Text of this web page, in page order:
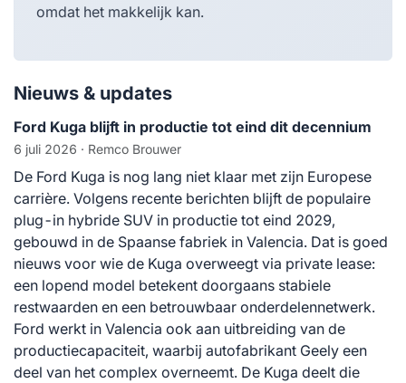
omdat het makkelijk kan.
Nieuws & updates
Ford Kuga blijft in productie tot eind dit decennium
6 juli 2026 · Remco Brouwer
De Ford Kuga is nog lang niet klaar met zijn Europese
carrière. Volgens recente berichten blijft de populaire
plug-in hybride SUV in productie tot eind 2029,
gebouwd in de Spaanse fabriek in Valencia. Dat is goed
nieuws voor wie de Kuga overweegt via private lease:
een lopend model betekent doorgaans stabiele
restwaarden en een betrouwbaar onderdelennetwerk.
Ford werkt in Valencia ook aan uitbreiding van de
productiecapaciteit, waarbij autofabrikant Geely een
deel van het complex overneemt. De Kuga deelt die